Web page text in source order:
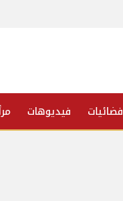
فضائيات فيديوهات